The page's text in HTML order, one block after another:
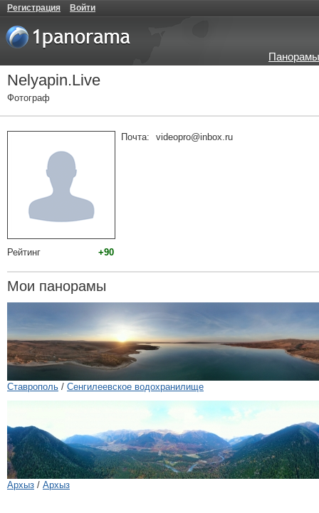
Регистрация Войти
Nelyapin.Live
Фотограф
Рейтинг +90
Почта: videopro@inbox.ru
Мои панорамы
Ставрополь / Сенгилеевское водохранилище
Архыз / Архыз